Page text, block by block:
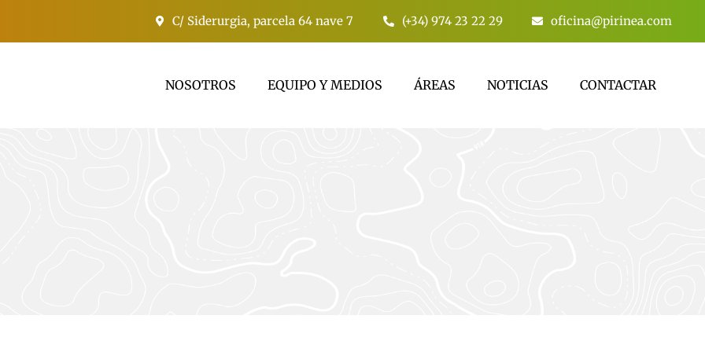
C/ Siderurgia, parcela 64 nave 7 (+34) 974 23 22 29 oficina@pirinea.com
NOSOTROS EQUIPO Y MEDIOS ÁREAS NOTICIAS CONTACTAR